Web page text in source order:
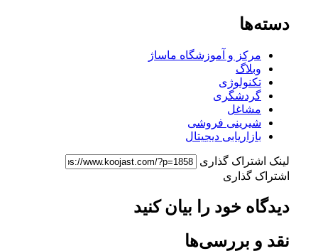
دسته‌ها
مرکز و آموزشگاه ماساژ
وبلاگ
تکنولوژی
گردشگری
مشاغل
شیرینی فروشی
بازاریابی دیجیتال
لینک اشتراک گذاری
اشتراک گذاری
دیدگاه خود را بیان کنید
نقد و بررسی‌ها